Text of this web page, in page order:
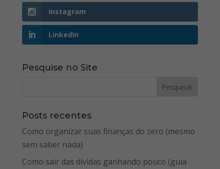
Instagram
LinkedIn
Pesquise no Site
Posts recentes
Como organizar suas finanças do zero (mesmo
sem saber nada)
Como sair das dívidas ganhando pouco (guia